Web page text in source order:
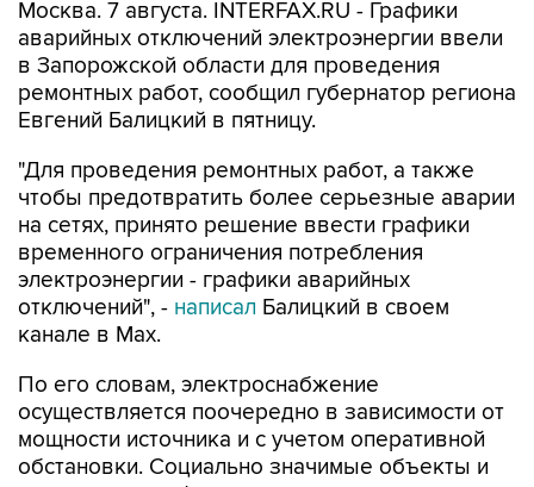
в Запорожской области для проведения
ремонтных работ, сообщил губернатор региона
Евгений Балицкий в пятницу.
"Для проведения ремонтных работ, а также
на сетях, принято решение ввести графики
временного ограничения потребления
электроэнергии - графики аварийных
отключений", -написалБалицкий в своем
канале в Max.
По его словам, электроснабжение
мощности источника и с учетом оперативной
обстановки. Социально значимые объекты и
критическая инфраструктура подключена к
резервным источникам питания.